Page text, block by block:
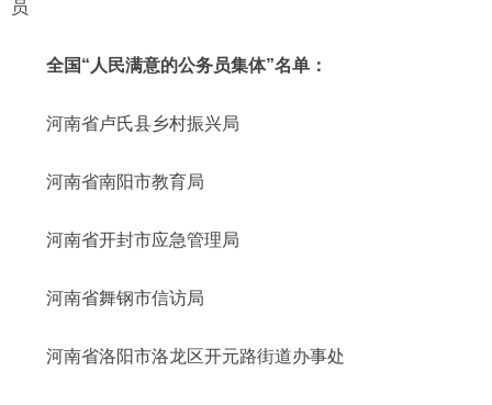
员
全国“人民满意的公务员集体”名单：
河南省卢氏县乡村振兴局
河南省南阳市教育局
河南省开封市应急管理局
河南省舞钢市信访局
河南省洛阳市洛龙区开元路街道办事处